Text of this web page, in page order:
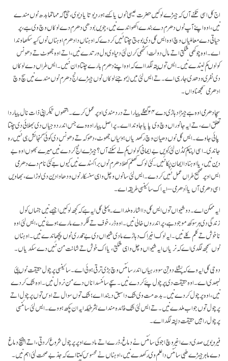
اج کل اسی تکنے آں کہ جیہڑے لوکیں حضرت عیسیٰ نوں یا کسے ہور دیوتا یا دیوی، حتیٰ کہ مہاتما بدھ نوں مندے
نیں، اوہ اپنے آپ نوں دھرم دے بندے اکھواندے نیں، جِویں بودھی دھرم دے لوکاں وچ وی ہے، پر
حیاتی دے معاملیاں وچ اوہ ایس گل دی بوہتی چنتا نئیں کردے کہ اوہناں دا دھرم اوہناں نوں کیہ سکھاوندا
اے۔ اوہ چوکھی شکتی اتے مال دولت اکٹھی کرن لئی دنیاوی ول ورتدے نیں، اتے اوہ جھوٹ تے دھونس
کولوں کم لیندے نیں۔ ایس توں پتہ لگدا اے کہ اوہ اپنے دھرم بارے چنتا وان نئیں۔ ایس طراں دے لوکاں
دی نفری ودھدی جا رہی اے۔ تے ایس لئی میں ایہو جئے لوکاں نوں جیہڑے انج دھرم نوں مندے نیں سچ وچ
ادھرمی سمجھنا واں۔
سچا دھرمی اوہ ہے جیہڑا دہاڑی دے ۲۴ گھنٹے پیار اتے درد مندی اوپر عمل کرے۔ جتھوں تیکر اپنی ذات نال پیار دا
تعلق اے، تے ایہ جانوراں وچ وی پایا جاوندا اے۔ پر اصل پیار اوہ وے جس اندر دوجیاں دی بھلائی دی چنتا
پائی جاوے۔ ایس گل نوں دھیان وچ رکھدیاں ہوئیاں جھوٹ، دھوکہ تے دھونس دی کوئی گنجائش ہی نئیں رہ
جاندی۔ اسی اپنا کم کڈن لئی کِویں بے ایمانی کولوں کم لے سکنے آں؟ جیہڑے انج کردے نیں میرے بھوں اوہ بے
دین نیں، یا اوہنا دا ایمان پکا نئیں۔ کئی لوک کھلم کھلا دھرم نوں برا کہندے نیں کیوں جے کئی نام دے دھرمی
ایس اوپر صحیح طراں عمل نئیں کردے۔ ایس لئی سانوں وچل واہی سنسکار نوں ودھاوا دین دی لوڑ اے، بھاویں
اسی دھرمی آں یا اَدھرمی – ایہ اک سائینسی طریقہ اے۔
ایہ ممکن اے۔ دو شیواں توں ایس گل دا اشارہ ملدا اے۔ پہلی گل ایہ ہے کہ کجھ لوکیں اجیہے نیں جنہاں کول
زندگی دی ہر سوکھ موجود ہے، پر اندروں خالی نیں۔ اوہ ڈر، خوف تے فکر دے مارے ہوۓ نیں، ایس لئی اوہ
ناخوش تے کلم کلے نیں۔ ایہ لوک اخیر اک دہاڑے مادی شیواں دی بے قدری نوں پچھاندے نیں۔ اوہناں
نوں سمجھ لگدی اے کہ نریاں ایہ شیواں وچل واہی شکتی، یا اک خوش تے شانت من نئیں دے سکدیاں۔
دوجی گل ایہ وے کہ پشلے دو تِن سو ورہیاں اندر سائنس وچ بڑی ترقی ہوئی اے۔ سائینسی پرچول حقیقت نوں پئی
لبھدی اے۔ اوہ حقیقت دی پرچول پئے کردے نیں۔ سچے سائنسداناں دے من نرول نیں۔ اوہ شک کردے
نیں، اوہ پرچول کردے نیں۔ بدھ مت وی شک دا سبق دیندا اے؛ شک توں سوال تے اوس توں پرچول اتے
پرچول توں جواب ملدے نیں۔ تے ایس لئی شک فائدہ مند اے بشرطیکہ ایہ ان پکھ ہووے۔ ایس لئی سائنسی
پرچول راہیں حقیقت دا پتہ لگدا اے۔
فیر ویویں صدی دے اخیر وچ اجوکی سائنس نے دماغ ، ذرے اتے مادے اوپر پرچول شروع کر دتی، اتے اچیچ دماغ
دے ماہر جیہڑے طبی سائنس دا علم وی رکھدے نیں، اوہناں نے محسوس کیتا اے کہ جذبے صحت لئی اہم نیں۔